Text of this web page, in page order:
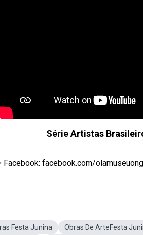
Série Artistas
Facebook: facebook.com/
Festa Junina Obras De ArteFesta